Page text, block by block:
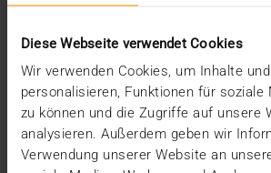
Diese Webseite verwendet Cookies
Wir verwenden Cookies, um Inhalte
personalisieren, Funktionen für soziale
zu können und die Zugriffe auf unsere
analysieren. Außerdem geben wir
Verwendung unserer Website an
janvier (3)
décembre (3)
novembre (2)
septembre (2)
août (2)
juillet (2)